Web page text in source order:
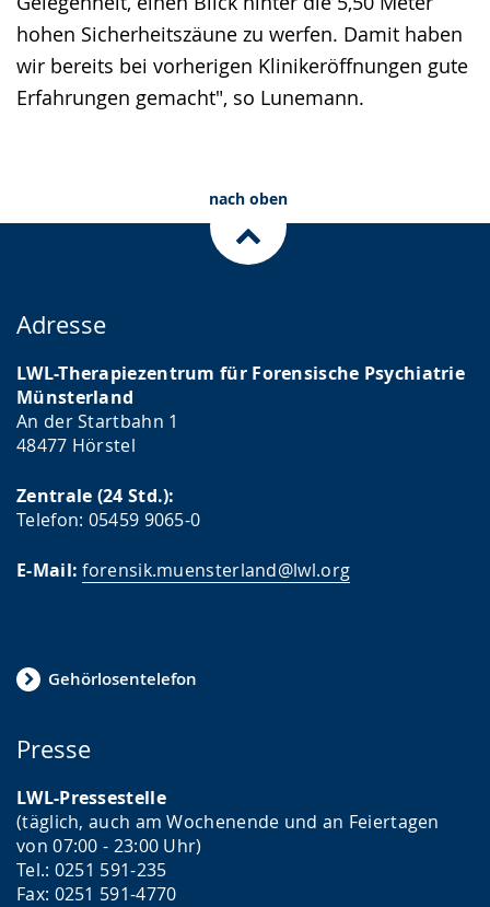
hohen Sicherheitszäune zu werfen. Damit haben
wir bereits bei vorherigen Klinikeröffnungen gute
Erfahrungen gemacht", so Lunemann.
nach oben
Adresse
LWL-Therapiezentrum für Forensische Psychiatrie
Münsterland
An der Startbahn 1
48477 Hörstel
Zentrale (24 Std.):
Telefon: 05459 9065-0
E-Mail: forensik.muensterland@lwl.org
Gehörlosentelefon
Presse
LWL-Pressestelle
(täglich, auch am Wochenende und an Feiertagen
von 07:00 - 23:00 Uhr)
Tel.: 0251 591-235
Fax: 0251 591-4770